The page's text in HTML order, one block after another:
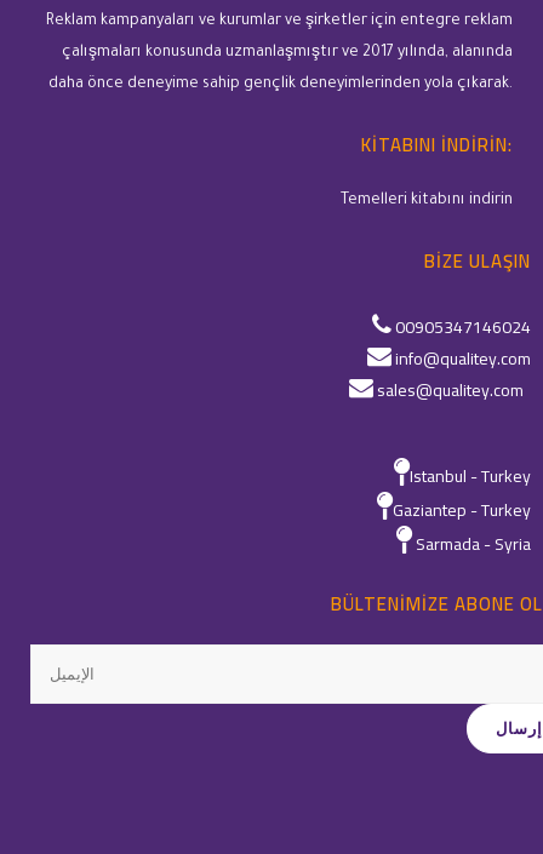
Reklam kampanyaları ve kurumlar ve şirketler için entegre reklam
çalışmaları konusunda uzmanlaşmıştır ve 2017 yılında, alanında
daha önce deneyime sahip gençlik deneyimlerinden yola çıkarak.
KITABINI INDIRIN:
Temelleri kitabını indirin
BIZE ULAŞIN
00905347146024
info@qualitey.com
sales@qualitey.com
Istanbul - Turkey
Gaziantep - Turkey
Sarmada - Syria
BÜLTENIMIZE ABONE